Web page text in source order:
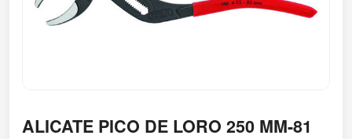
ALICATE PICO DE LORO 250 MM-81